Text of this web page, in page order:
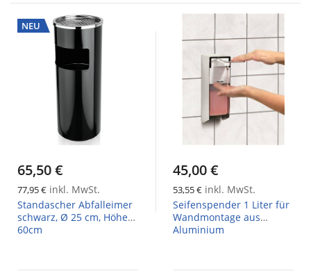
NEU
65,50 €
77,95 € inkl. MwSt.
Standascher Abfalleimer
schwarz, Ø 25 cm, Höhe
60cm
45,00 €
53,55 € inkl. MwSt.
Seifenspender 1 Liter für
Wandmontage aus
Aluminium